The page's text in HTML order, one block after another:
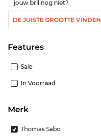
jouw bril nog niet?
DE JUISTE GROOTTE VINDEN
features
Sale
In Voorraad
Merk
Thomas Sabo